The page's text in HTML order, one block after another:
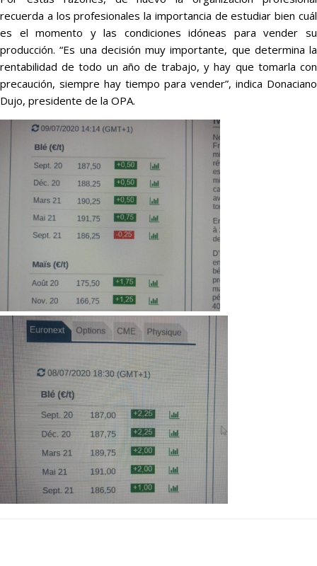
recuerda a los profesionales la importancia de estudiar bien cuál
es el momento y las condiciones idóneas para vender su
producción. “Es una decisión muy importante, que determina la
rentabilidad de todo un año de trabajo, y hay que tomarla con
precaución, siempre hay tiempo para vender”, indica Donaciano
Dujo, presidente de la OPA.